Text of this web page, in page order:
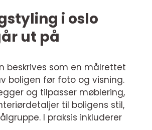
i oslo
ut på
beskrives som en målrettet
boligen før foto og visning.
og tilpasser møblering,
til boligens stil,
I praksis inkluderer